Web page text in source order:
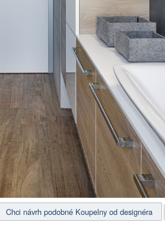
Chci návrh podobné Koupelny od designéra